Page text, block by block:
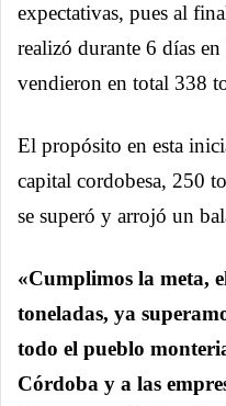
expectativas, pues al
realizó durante 6 días
vendieron en total 338
El propósito en esta
capital cordobesa, 250
se superó y arrojó un
«Cumplimos la meta,
toneladas, ya
todo el pueblo
Córdoba y a las